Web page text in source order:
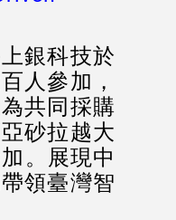
銀科技於
人參加，
共同採購
砂拉越大
。展現中
領臺灣智